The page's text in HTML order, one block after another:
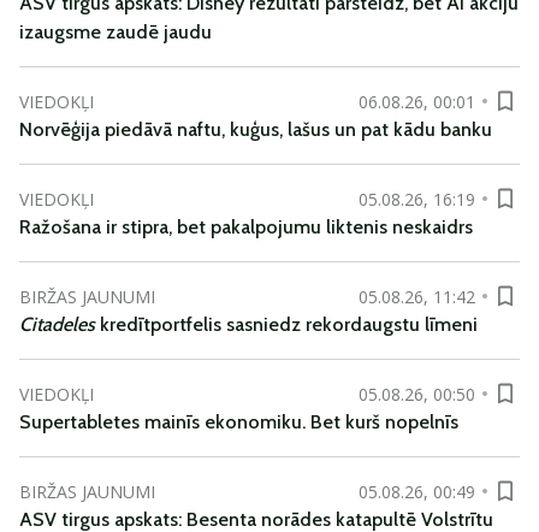
izaugsme zaudē jaudu
VIEDOKĻI
06.08.26, 00:01
Norvēģija piedāvā naftu, kuģus, lašus un pat kādu banku
VIEDOKĻI
05.08.26, 16:19
Ražošana ir stipra, bet pakalpojumu liktenis neskaidrs
BIRŽAS JAUNUMI
05.08.26, 11:42
Citadeleskredītportfelis sasniedz rekordaugstu līmeni
VIEDOKĻI
05.08.26, 00:50
Supertabletes mainīs ekonomiku. Bet kurš nopelnīs
BIRŽAS JAUNUMI
05.08.26, 00:49
ASV tirgus apskats: Besenta norādes katapultē Volstrītu